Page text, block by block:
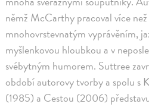
němž McCarthy pracoval více
mnohovrstevnatým vyprávěním,
myšlenkovou hloubkou a v
svébytným humorem. Suttree
období autorovy tvorby a spolu s
(1985) a Cestou (2006)